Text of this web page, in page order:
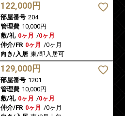
122,000円
部屋番号 204
管理費 10,000円
敷/礼 0ヶ月 /0ヶ月
仲介/FR 0ヶ月 /0ヶ月
向き/入居 東/即入居可
129,000円
部屋番号 1201
管理費 10,000円
敷/礼 0ヶ月 /0ヶ月
仲介/FR 0ヶ月 /0ヶ月